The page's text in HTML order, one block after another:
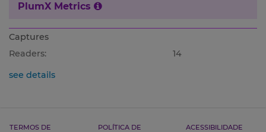
PlumX Metrics
Captures
Readers:
14
see details
TERMOS DE POLÍTICA DE ACESSIBILIDADE